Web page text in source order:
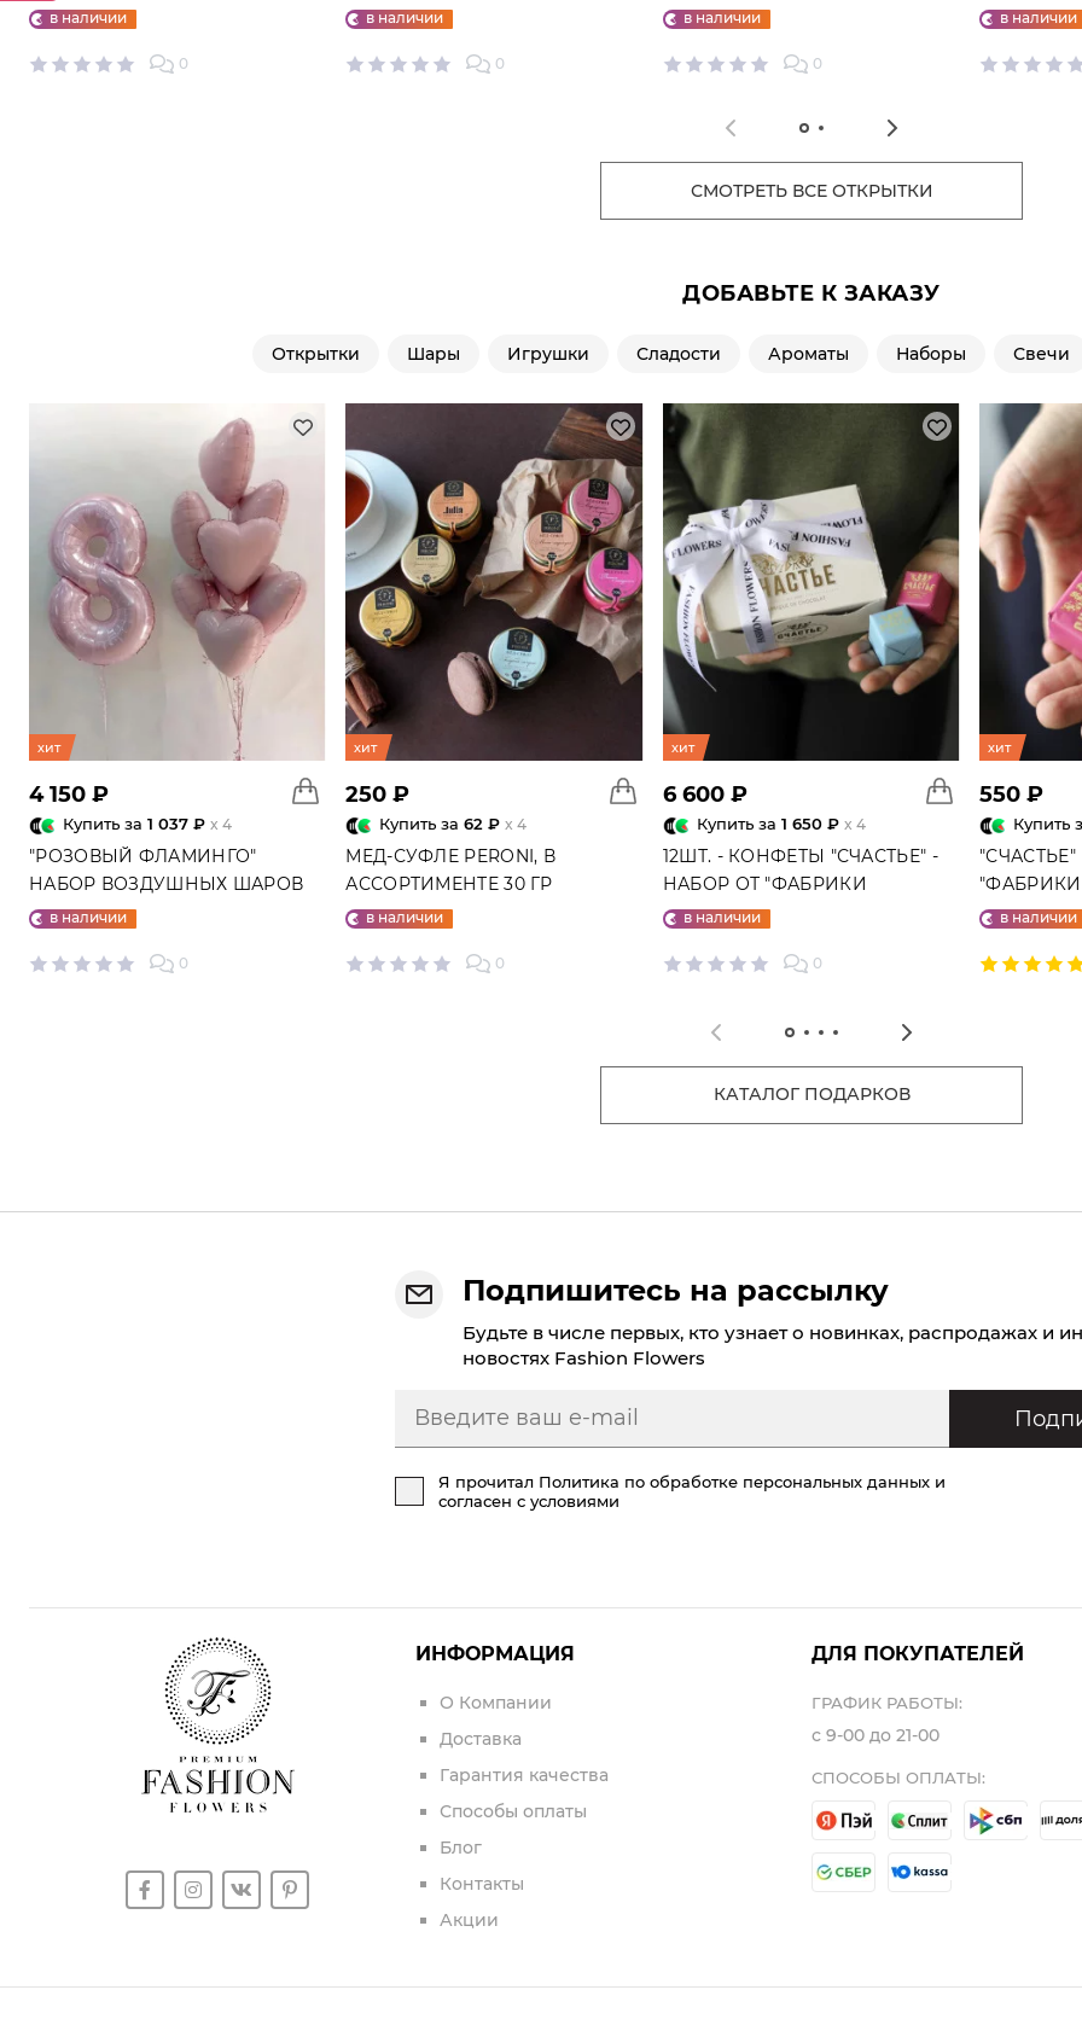
в наличии
0
в наличии
0
ОТКРЫТКА
в наличии
0
в наличии
СМОТРЕТЬ ВСЕ ОТКРЫТКИ
ДОБАВЬТЕ К ЗАКАЗУ
Открытки Шары Игрушки Сладости Ароматы Наборы Свечи
хит
4 150 ₽
Купить за 1 037 ₽ x 4
"РОЗОВЫЙ ФЛАМИНГО"
НАБОР ВОЗДУШНЫХ ШАРОВ
№25в наличии
0
хит
250 ₽
Купить за 62 ₽ x 4
МЕД-СУФЛЕ PERONI, В
АССОРТИМЕНТЕ 30 ГР
в наличии
0
хит
6 600 ₽
Купить за 1 650 ₽ x 4
12ШТ. - КОНФЕТЫ "СЧАСТЬЕ" -
НАБОР ОТ "ФАБРИКИ
СЧАСТЬЕ"
в наличии
0
хит
550 ₽
Купить
"ФАБРИКИ
в наличии
КАТАЛОГ ПОДАРКОВ
Подпишитесь на рассылку
Будьте в числе первых, кто узнает о новинках, распродажах и
новостях Fashion Flowers
Я прочитал Политика по обработке персональных данных и
согласен с условиями
ИНФОРМАЦИЯ
О Компании
Доставка
Гарантия качества
Способы оплаты
Блог
Контакты
Акции
ДЛЯ ПОКУПАТЕЛЕЙ
ГРАФИК РАБОТЫ:
с 9-00 до 21-00
СПОСОБЫ ОПЛАТЫ: